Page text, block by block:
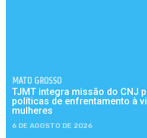
MATO GROSSO
TJMT integra missão do CNJ
políticas de enfrentamento à
mulheres
6 DE AGOSTO DE 2026